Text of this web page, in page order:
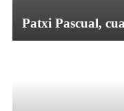
Patxi Pascual,